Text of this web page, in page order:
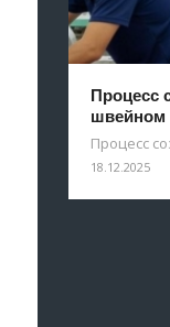
Процесс
швейном
Процесс
18.12.2025